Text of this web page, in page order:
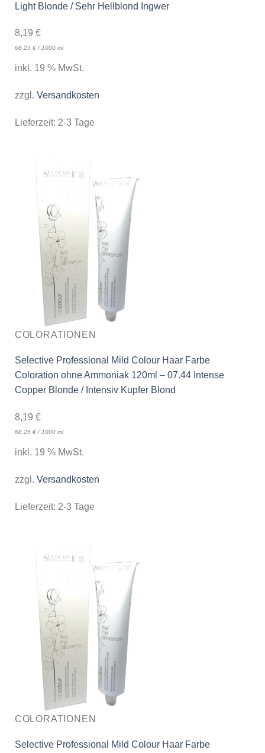
Light Blonde / Sehr Hellblond Ingwer
8,19 €
68,25 €/1000 ml
inkl. 19 % MwSt.
zzgl. Versandkosten
Lieferzeit: 2-3 Tage
COLORATIONEN
Selective Professional Mild Colour Haar Farbe
Coloration ohne Ammoniak 120ml – 07.44 Intense
Copper Blonde / Intensiv Kupfer Blond
8,19 €
68,25 €/ 1000 ml
inkl. 19 % MwSt.
zzgl. Versandkosten
Lieferzeit: 2-3 Tage
COLORATIONEN
Selective Professional Mild Colour Haar Farbe